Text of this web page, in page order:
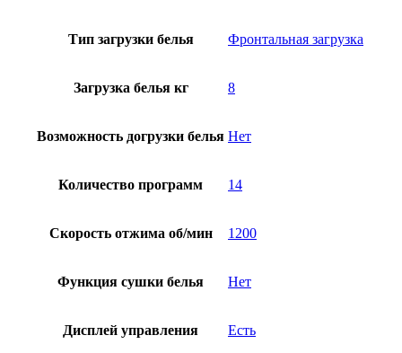
Тип загрузки белья Фронтальная загрузка
Загрузка белья кг 8
Возможность догрузки белья Нет
Количество программ 14
Скорость отжима об/мин 1200
Функция сушки белья Нет
Дисплей управления Есть